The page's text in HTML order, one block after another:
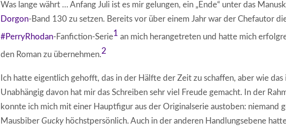
Was lange währt … Anfang Juli ist es mir gelungen, ein „Ende“ unter das
Dorgon-Band 130 zu setzen. Bereits vor über einem Jahr war der Chefautor
#PerryRhodan-Fanfiction-Serie1 an mich herangetreten und hatte mich
den Roman zu übernehmen.2
Ich hatte eigentlich gehofft, das in der Hälfte der Zeit zu schaffen, aber wie das
Unabhängig davon hat mir das Schreiben sehr viel Freude gemacht. In der
konnte ich mich mit einer Hauptfigur aus der Originalserie austoben: niemand
Mausbiber Guckyhöchstpersönlich. Auch in der anderen Handlungsebene